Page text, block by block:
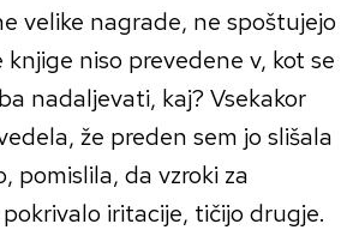
velike nagrade, ne spoštujejo
niso prevedene v, kot se
nadaljevati, kaj? Vsekakor
že preden sem jo slišala
pomislila, da vzroki za
iritacije, tičijo drugje.